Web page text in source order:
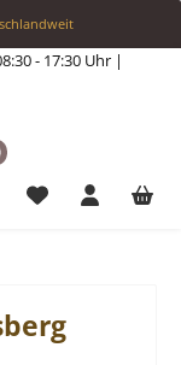
- 17:30 Uhr |
Du hast 0